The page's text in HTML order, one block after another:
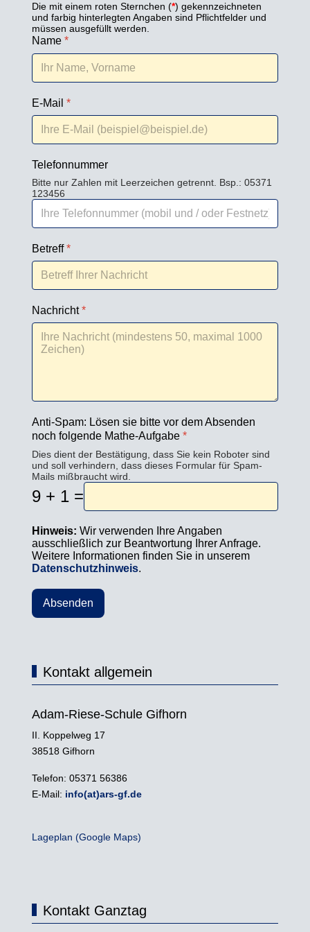
Die mit einem roten Sternchen (*) gekennzeichneten
und farbig hinterlegten Angaben sind Pflichtfelder und
müssen ausgefüllt werden.
Name*
E-Mail*
Telefonnummer
Bitte nur Zahlen mit Leerzeichen getrennt. Bsp.: 05371
123456
Betreff*
Nachricht*
Anti-Spam: Lösen sie bitte vor dem Absenden
noch folgende Mathe-Aufgabe*
Dies dient der Bestätigung, dass Sie kein Roboter sind
und soll verhindern, dass dieses Formular für Spam-
Mails mißbraucht wird.
9 + 1 =
Hinweis: Wir verwenden Ihre Angaben
ausschließlich zur Beantwortung Ihrer Anfrage.
Weitere Informationen finden Sie in unserem
Datenschutzhinweis.
Absenden
Kontakt allgemein
Adam-Riese-Schule Gifhorn
II. Koppelweg 17
38518 Gifhorn
Telefon: 05371 56386
E-Mail: info(at)ars-gf.de
Lageplan (Google Maps)
Kontakt Ganztag